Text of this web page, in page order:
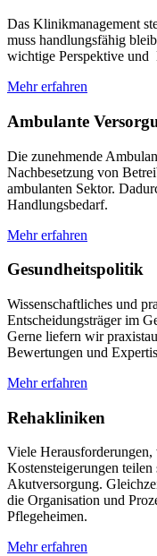
Das Klinikmanagement
muss handlungsfähig
wichtige Perspektive und
Mehr erfahren
Ambulante
Die zunehmende
Nachbesetzung von
ambulanten Sektor.
Handlungsbedarf.
Mehr erfahren
Gesundheitspolitik
Wissenschaftliches und
Entscheidungsträger im
Gerne liefern wir
Bewertungen und
Mehr erfahren
Rehakliniken
Viele
Kostensteigerungen
Akutversorgung.
die Organisation und
Pflegeheimen.
Mehr erfahren